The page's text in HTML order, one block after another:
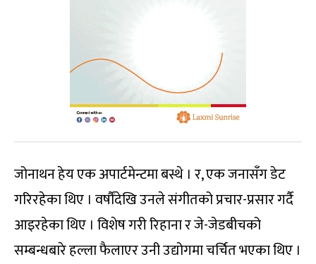
जोनाथन हेय एक अपार्टमेन्टमा बस्थे । र, एक जनासँग डेट
गरिरहेका थिए । वर्षौंदेखि उनले संगीतको प्रचार-प्रसार गर्दै
आइरहेका थिए । विशेष गरी रिहाना र जे-जेडबीचको
सम्बन्धबारे हल्ला फैलाएर उनी उद्योगमा चर्चित भएका थिए ।